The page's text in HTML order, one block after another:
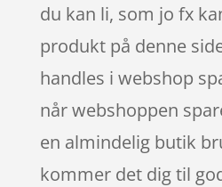
du kan li, som jo fx
produkt på denne
handles i webshop
når webshoppen
en almindelig butik
kommer det dig til